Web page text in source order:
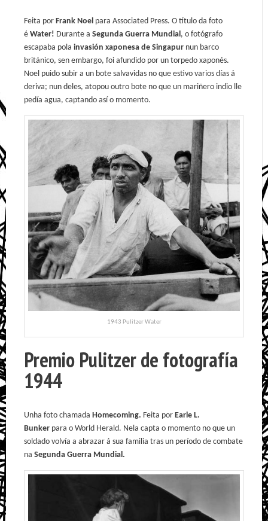
Feita por Frank Noel para Associated Press. O título da foto
é Water! Durante a Segunda Guerra Mundial, o fotógrafo
escapaba pola invasión xaponesa de Singapur nun barco
británico, sen embargo, foi afundido por un torpedo xaponés.
Noel puido subir a un bote salvavidas no que estivo varios días á
deriva; nun deles, atopou outro bote no que un mariñero indio lle
pedía agua, captando así o momento.
1943 Pulitzer Water
Premio Pulitzer de fotografía
1944
Unha foto chamada Homecoming. Feita por Earle L.
Bunker para o World Herald. Nela capta o momento no que un
soldado volvía a abrazar á sua familia tras un período de combate
na Segunda Guerra Mundial.